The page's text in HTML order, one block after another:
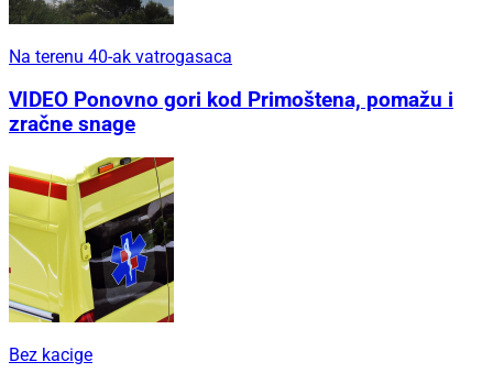
Na terenu 40-ak vatrogasaca
VIDEO Ponovno gori kod Primoštena, pomažu i
zračne snage
Bez kacige